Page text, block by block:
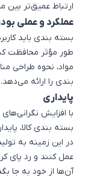
ارتباط عمیق‌تر
عملکرد و عملی
بسته بندی باید
طور مؤثر محافظت
مواد، نحوه طراحی
بندی را ارائه می‌دهد.
پایداری
با افزایش
بسته بندی کالا،
در این زمینه به
عمل کنند و رد پای
آن‌ها از خود به جا